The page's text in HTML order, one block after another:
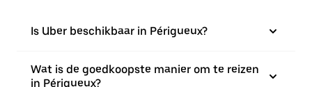
Is Uber beschikbaar in Périgueux?
Wat is de goedkoopste manier om te reizen
in Périgueux?